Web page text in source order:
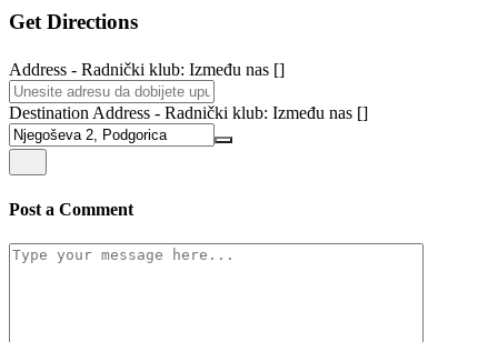
Get Directions
Address - Radnički klub: Između nas []
Destination Address - Radnički klub: Između nas []
Post a Comment